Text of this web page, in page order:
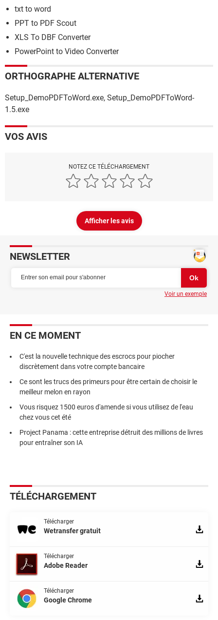
txt to word
PPT to PDF Scout
XLS To DBF Converter
PowerPoint to Video Converter
ORTHOGRAPHE ALTERNATIVE
Setup_DemoPDFToWord.exe, Setup_DemoPDFToWord-
1.5.exe
VOS AVIS
NOTEZ CE TÉLÉCHARGEMENT
Afficher les avis
NEWSLETTER
Voir un exemple
EN CE MOMENT
C'est la nouvelle technique des escrocs pour piocher
discrètement dans votre compte bancaire
Ce sont les trucs des primeurs pour être certain de choisir le
meilleur melon en rayon
Vous risquez 1500 euros d'amende si vous utilisez de l'eau
chez vous cet été
Project Panama : cette entreprise détruit des millions de livres
pour entraîner son IA
TÉLÉCHARGEMENT
Télécharger
Wetransfer gratuit
Télécharger
Adobe Reader
Télécharger
Google Chrome